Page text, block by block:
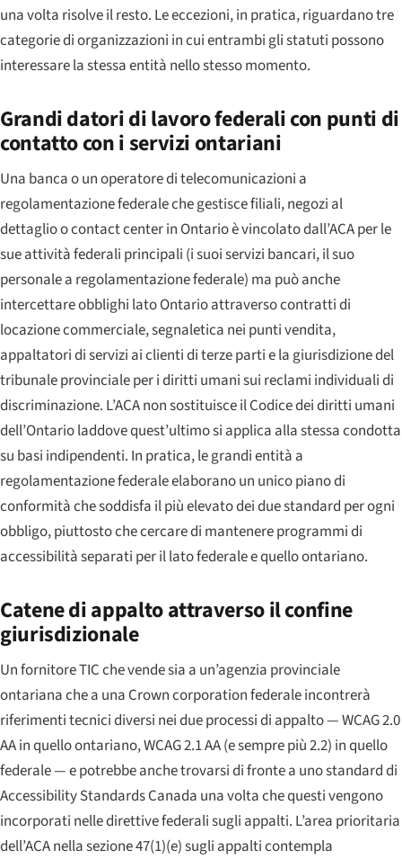
una volta risolve il resto. Le eccezioni, in pratica, riguardano tre
categorie di organizzazioni in cui entrambi gli statuti possono
interessare la stessa entità nello stesso momento.
Grandi datori di lavoro federali con punti di
contatto con i servizi ontariani
Una banca o un operatore di telecomunicazioni a
regolamentazione federale che gestisce filiali, negozi al
dettaglio o contact center in Ontario è vincolato dall’ACA per le
sue attività federali principali (i suoi servizi bancari, il suo
personale a regolamentazione federale) ma può anche
intercettare obblighi lato Ontario attraverso contratti di
locazione commerciale, segnaletica nei punti vendita,
appaltatori di servizi ai clienti di terze parti e la giurisdizione del
tribunale provinciale per i diritti umani sui reclami individuali di
discriminazione. L’ACA non sostituisce il Codice dei diritti umani
dell’Ontario laddove quest’ultimo si applica alla stessa condotta
su basi indipendenti. In pratica, le grandi entità a
regolamentazione federale elaborano un unico piano di
conformità che soddisfa il più elevato dei due standard per ogni
obbligo, piuttosto che cercare di mantenere programmi di
accessibilità separati per il lato federale e quello ontariano.
Catene di appalto attraverso il confine
giurisdizionale
Un fornitore TIC che vende sia a un’agenzia provinciale
ontariana che a una Crown corporation federale incontrerà
riferimenti tecnici diversi nei due processi di appalto — WCAG 2.0
AA in quello ontariano, WCAG 2.1 AA (e sempre più 2.2) in quello
federale — e potrebbe anche trovarsi di fronte a uno standard di
Accessibility Standards Canada una volta che questi vengono
incorporati nelle direttive federali sugli appalti. L’area prioritaria
dell’ACA nella sezione 47(1)(e) sugli appalti contempla